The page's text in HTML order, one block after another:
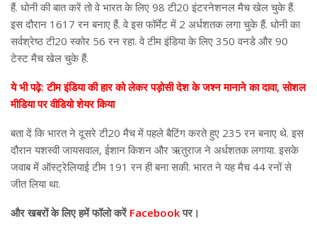
हैं. धोनी की बात करें तो वे भारत के लिए 98 टी20 इंटरनेशनल मैच खेल चुके हैं.
इस दौरान 1617 रन बनाए हैं. वे इस फॉर्मेट में 2 अर्धशतक लगा चुके हैं. धोनी का
सर्वश्रेष्ठ टी20 स्कोर 56 रन रहा. वे टीम इंडिया के लिए 350 वनडे और 90
टेस्ट मैच खेल चुके हैं.
ये भी पढ़े: टीम इंडिया की हार को लेकर पड़ोसी देश के जश्न मानाने का दावा, सोशल
मीडिया पर वीडियो शेयर किया
बता दें कि भारत ने दूसरे टी20 मैच में पहले बैटिंग करते हुए 235 रन बनाए थे. इस
दौरान यशस्वी जायसवाल, ईशान किशन और ऋतुराज ने अर्धशतक लगाया. इसके
जवाब में ऑस्ट्रेलियाई टीम 191 रन ही बना सकी. भारत ने यह मैच 44 रनों से
जीत लिया था.
औरखबरों के लिए हमें फॉलो करेंFacebookपर।